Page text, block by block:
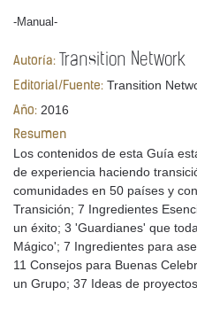
-Manual-
Autoría: Transition Network
Editorial/Fuente: Transition
Año: 2016
Resumen
Los contenidos de esta Guía
de experiencia haciendo
comunidades en 50 países y
Transición; 7 Ingredientes
un éxito; 3 'Guardianes' que
Mágico'; 7 Ingredientes para
11 Consejos para Buenas
un Grupo; 37 Ideas de